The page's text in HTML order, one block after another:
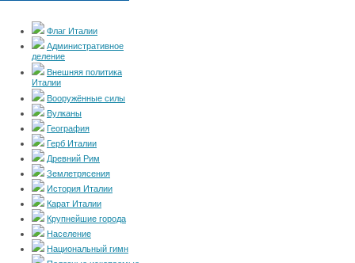
Флаг Италии
Административное
деление
Внешняя политика
Италии
Вооружённые силы
Вулканы
География
Герб Италии
Древний Рим
Землетрясения
История Италии
Карат Италии
Крупнейшие города
Население
Национальный гимн